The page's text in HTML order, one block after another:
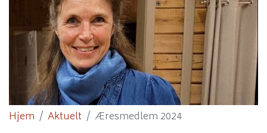
Hjem Aktuelt Æresmedlem 2024